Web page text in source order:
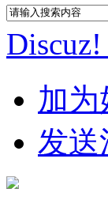
加为
发送